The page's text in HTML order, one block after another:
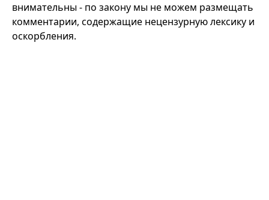
внимательны - по закону мы не можем размещать
комментарии, содержащие нецензурную лексику и
оскорбления.